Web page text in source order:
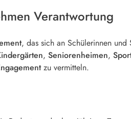
Verantwortung
, das sich an Schülerinnen
, Seniorenheimen,
zu vermitteln.